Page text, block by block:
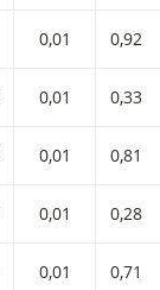
0,01 0,92
0,01 0,33
0,01 0,81
0,01 0,28
0,01 0,71